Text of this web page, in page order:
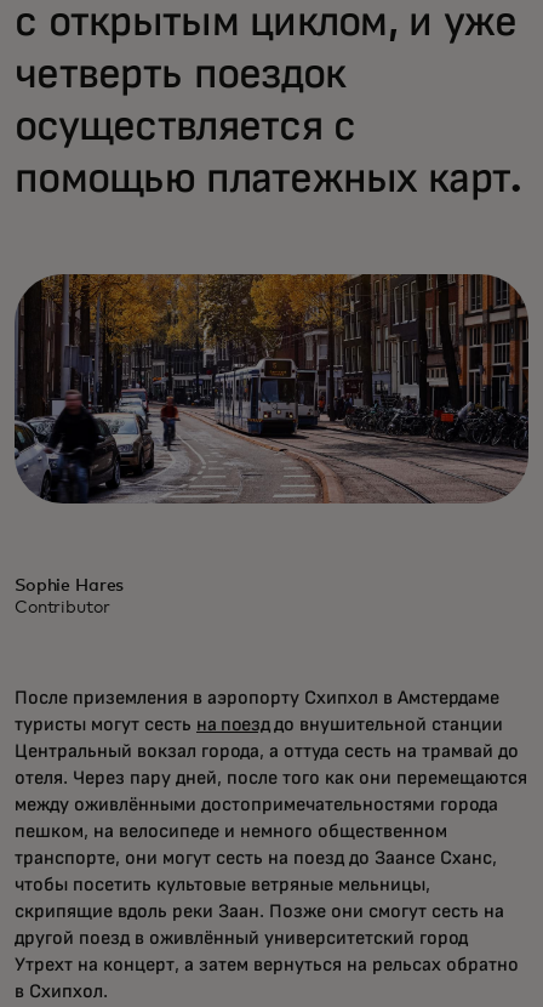
с открытым циклом, и уже
четверть поездок
осуществляется с
помощью платежных карт.
Sophie Hares
Contributor
После приземления в аэропорту Схипхол в Амстердаме
туристы могут сесть на поезддо внушительной станции
Центральный вокзал города, а оттуда сесть на трамвай до
отеля. Через пару дней, после того как они перемещаются
между оживлёнными достопримечательностями города
пешком, на велосипеде и немного общественном
транспорте, они могут сесть на поезд до Заансе Сханс,
чтобы посетить культовые ветряные мельницы,
скрипящие вдоль реки Заан. Позже они смогут сесть на
другой поезд в оживлённый университетский город
Утрехт на концерт, а затем вернуться на рельсах обратно
в Схипхол.